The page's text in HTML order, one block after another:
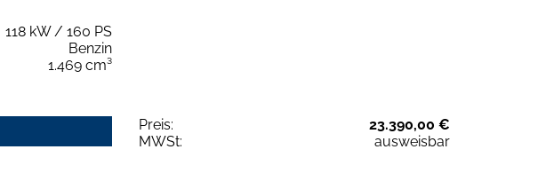
118 kW / 160 PS
Benzin
1.469 cm³
Preis:
23.390,00 €
MWSt:
ausweisbar